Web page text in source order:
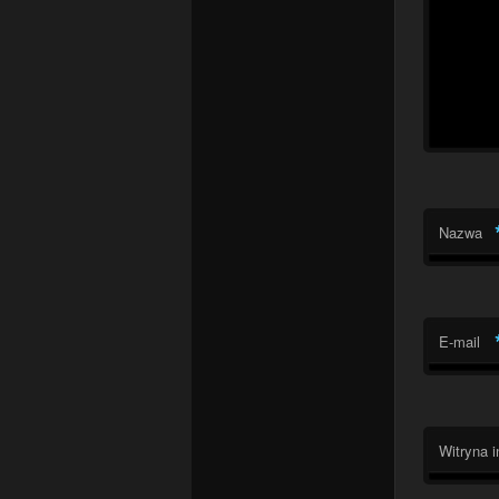
Nazwa
E-mail
Witryna